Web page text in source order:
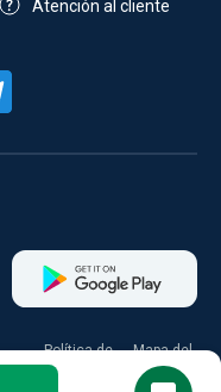
Atención al cliente
Política de
Mapa del
sitio